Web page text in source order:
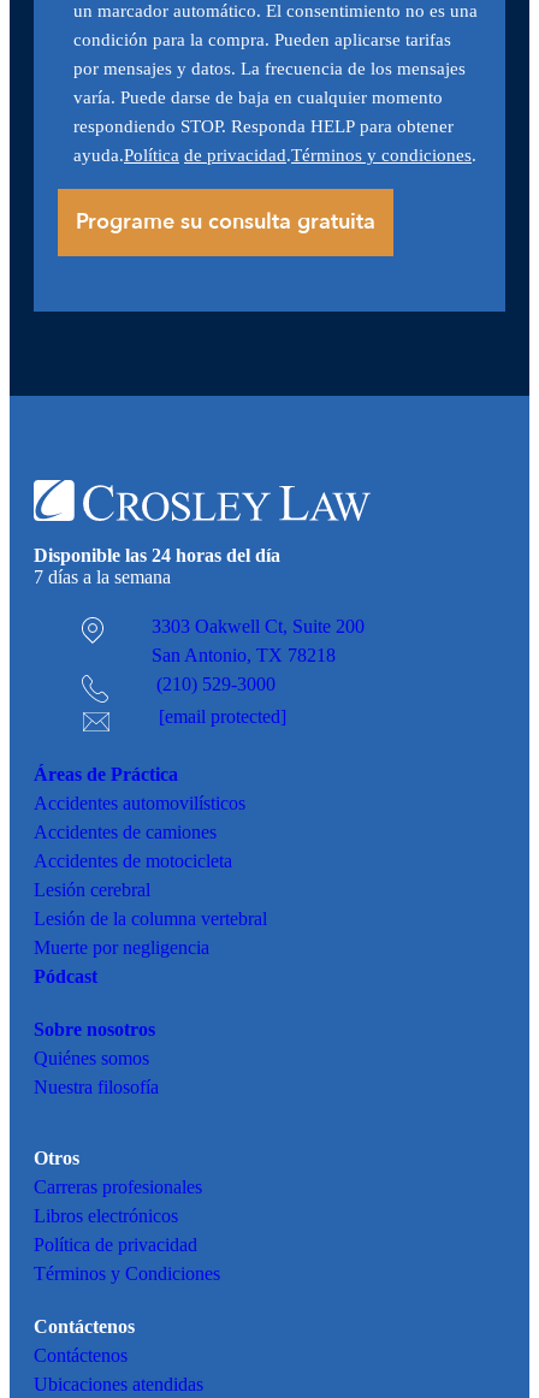
un marcador automático. El consentimiento no es una
condición para la compra. Pueden aplicarse tarifas
por mensajes y datos. La frecuencia de los mensajes
varía. Puede darse de baja en cualquier momento
respondiendo STOP. Responda HELP para obtener
ayuda.Política de privacidad.Términos y condiciones.
Disponible las 24 horas del día
7 días a la semana
3303 Oakwell Ct, Suite 200
San Antonio, TX 78218
(210) 529-3000
[email protected]
Áreas de Práctica
Accidentes automovilísticos
Accidentes de camiones
Accidentes de motocicleta
Lesión cerebral
Lesión de la columna vertebral
Muerte por negligencia
Pódcast
Sobre nosotros
Quiénes somos
Nuestra filosofía
Otros
Carreras profesionales
Libros electrónicos
Política de privacidad
Términos y Condiciones
Contáctenos
Contáctenos
Ubicaciones atendidas